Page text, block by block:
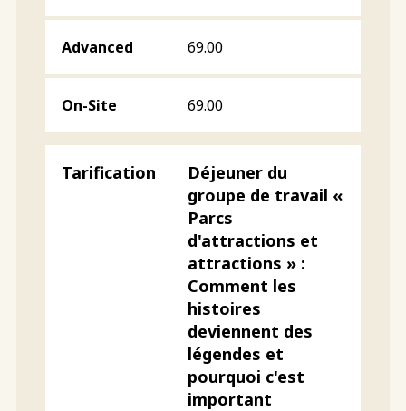
69.00
69.00
Déjeuner du
groupe de travail «
Parcs
d'attractions et
attractions » :
Comment les
histoires
deviennent des
légendes et
pourquoi c'est
important